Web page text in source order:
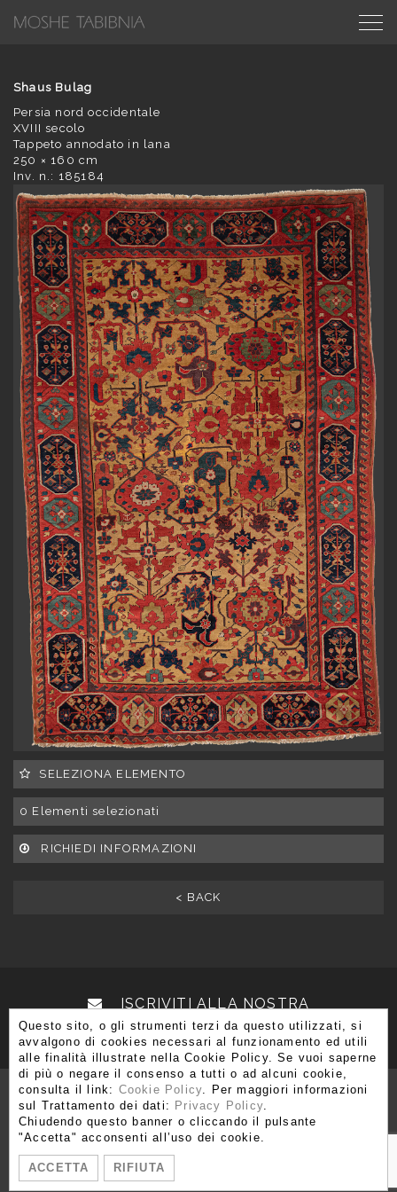
Shaus Bulag
Persia nord occidentale
XVIII secolo
Tappeto annodato in lana
250 × 160 cm
Inv. n.: 185184
SELEZIONA ELEMENTO
0 Elementi selezionati
RICHIEDI INFORMAZIONI
< BACK
ISCRIVITI ALLA NOSTRA
NEWSLETTER
Via Brera 3, 20121 Milano
T. +39 02 80 51 545 - 02 86 99 12 59 F. +39 02 80 51 549
info@moshetabibnia.com
P.IVA 03722970963
Questo sito, o gli strumenti terzi da questo utilizzati, si
avvalgono di cookies necessari al funzionamento ed utili
alle finalità illustrate nella Cookie Policy. Se vuoi saperne
di più o negare il consenso a tutti o ad alcuni cookie,
consulta il link: Cookie Policy. Per maggiori informazioni
sul Trattamento dei dati: Privacy Policy.
Chiudendo questo banner o cliccando il pulsante
"Accetta" acconsenti all’uso dei cookie.
ACCETTA RIFIUTA